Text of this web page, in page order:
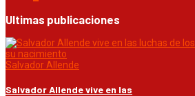
Ultimas publicaciones
Salvador Allende
Salvador Allende vive en las